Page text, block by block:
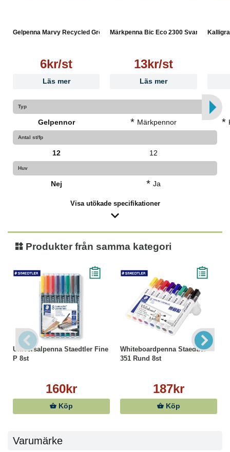
Gelpenna Marvy Recycled Grö...
6kr/st
Läs mer
Märkpenna Bic Eco 2300 Svart
13kr/st
Läs mer
Typ
Gelpennor * Märkpennor *
Antal st/fp
12 12
Huv
Nej * Ja
Visa utökade specifikationer
Produkter från samma kategori
Universalpenna Staedtler Fine
P 8st
160kr
Köp
Whiteboardpenna Staedtler
351 Rund 8st
187kr
Köp
Varumärke